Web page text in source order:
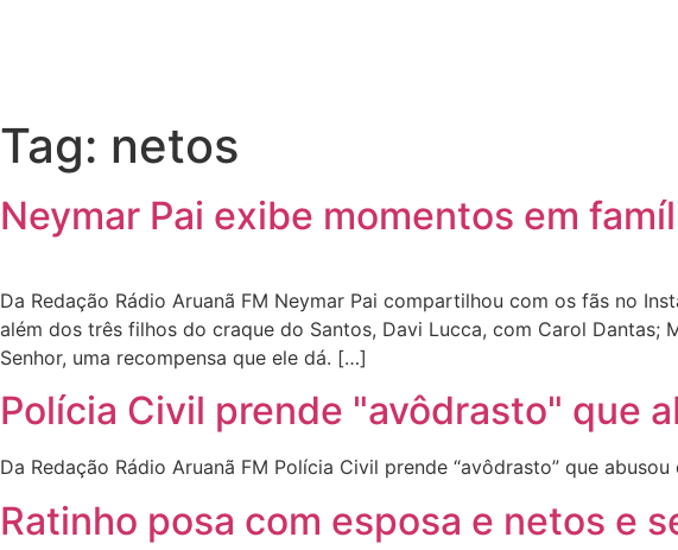
Tag: netos
Neymar Pai exibe momentos em
Da Redação Rádio Aruanã FM Neymar Pai compartilhou com os fãs no
além dos três filhos do craque do Santos, Davi Lucca, com Carol Dantas;
Senhor, uma recompensa que ele dá. […]
Polícia Civil prende "avôdrasto" que
Da Redação Rádio Aruanã FM Polícia Civil prende “avôdrasto” que
Ratinho posa com esposa e netos e